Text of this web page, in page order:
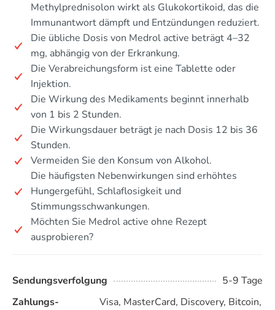
Methylprednisolon wirkt als Glukokortikoid, das die
Immunantwort dämpft und Entzündungen reduziert.
Die übliche Dosis von Medrol active beträgt 4–32
mg, abhängig von der Erkrankung.
Die Verabreichungsform ist eine Tablette oder
Injektion.
Die Wirkung des Medikaments beginnt innerhalb
von 1 bis 2 Stunden.
Die Wirkungsdauer beträgt je nach Dosis 12 bis 36
Stunden.
Vermeiden Sie den Konsum von Alkohol.
Die häufigsten Nebenwirkungen sind erhöhtes
Hungergefühl, Schlaflosigkeit und
Stimmungsschwankungen.
Möchten Sie Medrol active ohne Rezept
ausprobieren?
Sendungsverfolgung
5-9 Tage
Zahlungs-
Visa, MasterCard, Discovery, Bitcoin,